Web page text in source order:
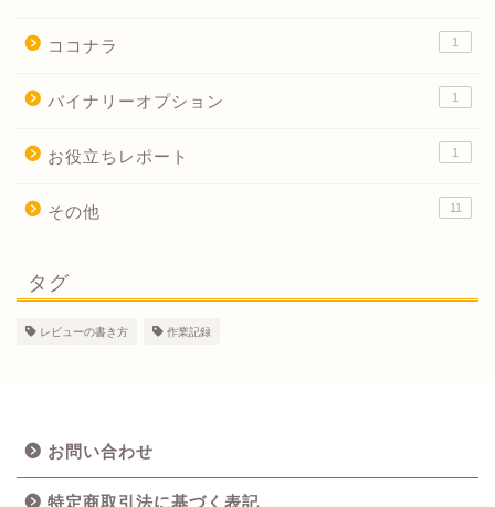
ココナラ 1
バイナリーオプション 1
お役立ちレポート 1
その他 11
タグ
レビューの書き方 作業記録
お問い合わせ
特定商取引法に基づく表記